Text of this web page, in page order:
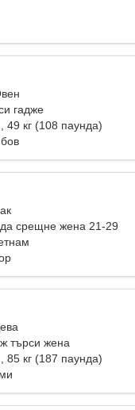
гадже
49 кг (108 паунда)
срещне жена 21-29
търси жена
85 кг (187 паунда)